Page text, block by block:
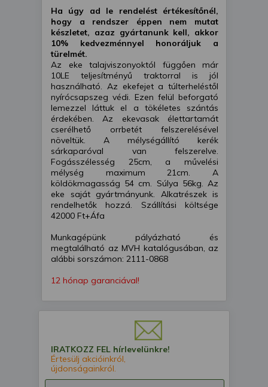
Ha úgy ad le rendelést értékesítőnél,
hogy a rendszer éppen nem mutat
készletet, azaz gyártanunk kell, akkor
10% kedvezménnyel honoráljuk a
türelmét.
Az eke talajviszonyoktól függően már
10LE teljesítményű traktorral is jól
használható. Az ekefejet a túlterheléstől
nyírócsapszeg védi. Ezen felül beforgató
lemezzel láttuk el a tökéletes szántás
érdekében. Az ekevasak élettartamát
cserélhető orrbetét felszerelésével
növeltük. A mélységállító kerék
sárkaparóval van felszerelve.
Fogásszélesség 25cm, a művelési
mélység maximum 21cm. A
köldökmagasság 54 cm. Súlya 56kg. Az
eke saját gyártmányunk. Alkatrészek is
rendelhetők hozzá. Szállítási költsége
42000 Ft+Áfa
Munkagépünk pályázható és
megtalálható az MVH katalógusában, az
alábbi sorszámon: 2111-0868
12 hónap garanciával!
IRATKOZZ FEL hírlevelünkre!
Értesülj akcióinkról,
újdonságainkról.
adatvédelmi szabályzatunk segítségével
bármikor megváltoztathatja a
beállításait.